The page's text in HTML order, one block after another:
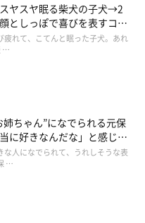
ヤスヤ眠る柴犬の子犬→2
としっぽで喜びを表すコに
疲れて、こてんと眠った子犬。あれ
…
姉ちゃん”になでられる元保
に好きなんだな」と感じる
り
な人になでられて、うれしそうな表
…